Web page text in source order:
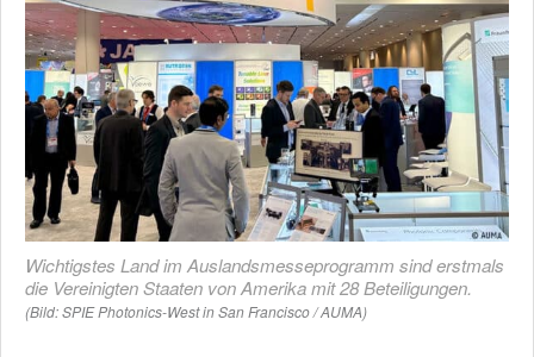
Wichtigstes Land im Auslandsmesseprogramm sind erstmals
die Vereinigten Staaten von Amerika mit 28 Beteiligungen.
(Bild: SPIE Photonics-West in San Francisco / AUMA)